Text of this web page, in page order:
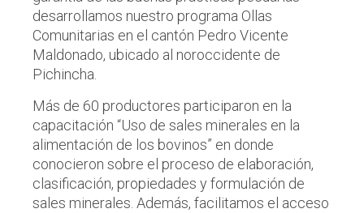
desarrollamos nuestro programa Ollas
Comunitarias en el cantón Pedro Vicente
Maldonado, ubicado al noroccidente de
Pichincha.
Más de 60 productores participaron en la
capacitación “Uso de sales minerales en la
alimentación de los bovinos” en donde
conocieron sobre el proceso de elaboración,
clasificación, propiedades y formulación de
sales minerales. Además, facilitamos el acceso